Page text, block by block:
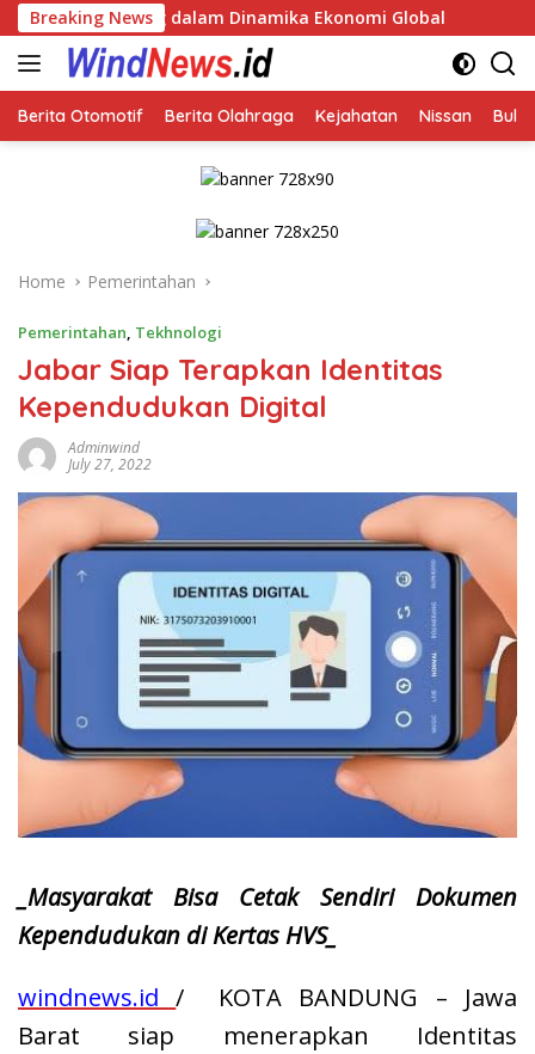
Skip
to
content
Breaking News
Dinamika Ekonomi Global
Berita Otomotif Berita Olahraga Kejahatan Nissan
Home Pemerintahan
Pemerintahan Tekhnologi
Jabar Siap Terapkan Identitas
Kependudukan Digital
Adminwind
July 27, 2022
_Masyarakat Bisa Cetak Sendiri Dokumen
Kependudukan di Kertas HVS_
windnews.id/ KOTA BANDUNG – Jawa
Barat siap menerapkan Identitas